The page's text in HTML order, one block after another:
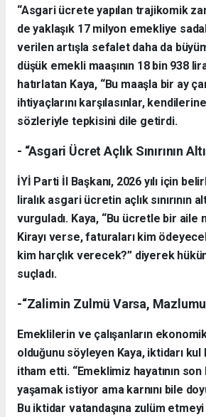
“Asgari ücrete yapılan trajikomik
de yaklaşık 17 milyon emekliye
verilen artışla sefalet daha da
düşük emekli maaşının 18 bin 938
hatırlatan Kaya, “Bu maaşla bir ay
ihtiyaçlarını karşılasınlar,
sözleriyle tepkisini dile getirdi.
- “Asgari Ücret Açlık Sınırının
İYİ Parti İl Başkanı, 2026 yılı için
liralık asgari ücretin açlık sınırının
vurguladı. Kaya, “Bu ücretle bir aile
Kirayı verse, faturaları kim
kim harçlık verecek?” diyerek
suçladı.
-“Zalimin Zulmü Varsa,
Emeklilerin ve çalışanların
olduğunu söyleyen Kaya, iktidarı kul
itham etti. “Emeklimiz hayatının son
yaşamak istiyor ama karnını bile
Bu iktidar vatandaşına zulüm